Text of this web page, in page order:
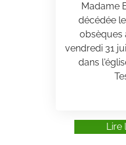
Madame
décédée
obsèques
vendredi 31
dans
Lire